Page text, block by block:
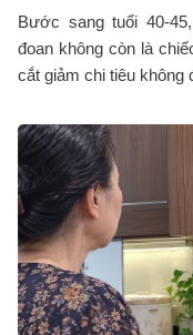
Bước sang tuổi 40-
đoan không còn là
cắt giảm chi tiêu không